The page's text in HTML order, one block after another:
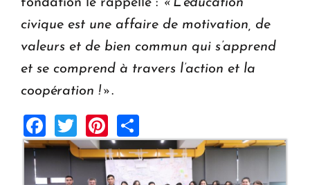
fondation le rappelle : « L’éducation
civique est une affaire de motivation, de
valeurs et de bien commun qui s’apprend
et se comprend à travers l’action et la
coopération ! ».
Facebook
TwitterPinterest